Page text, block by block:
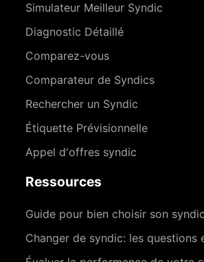
Simulateur Meilleur Syndic
Diagnostic Détaillé
Comparez-vous
Comparateur de Syndics
Rechercher un Syndic
Étiquette Prévisionnelle
Appel d'offres syndic
Ressources
Guide pour bien choisir son syndic
Changer de syndic: les questions